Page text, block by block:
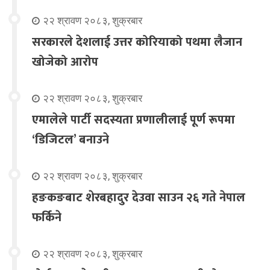
२२ श्रावण २०८३, शुक्रबार
सरकारले देशलाई उत्तर कोरियाको पथमा लैजान
खोजेको आरोप
२२ श्रावण २०८३, शुक्रबार
एमालेले पार्टी सदस्यता प्रणालीलाई पूर्ण रूपमा
‘डिजिटल’ बनाउने
२२ श्रावण २०८३, शुक्रबार
हङकङबाट शेरबहादुर देउवा साउन २६ गते नेपाल
फर्किने
२२ श्रावण २०८३, शुक्रबार